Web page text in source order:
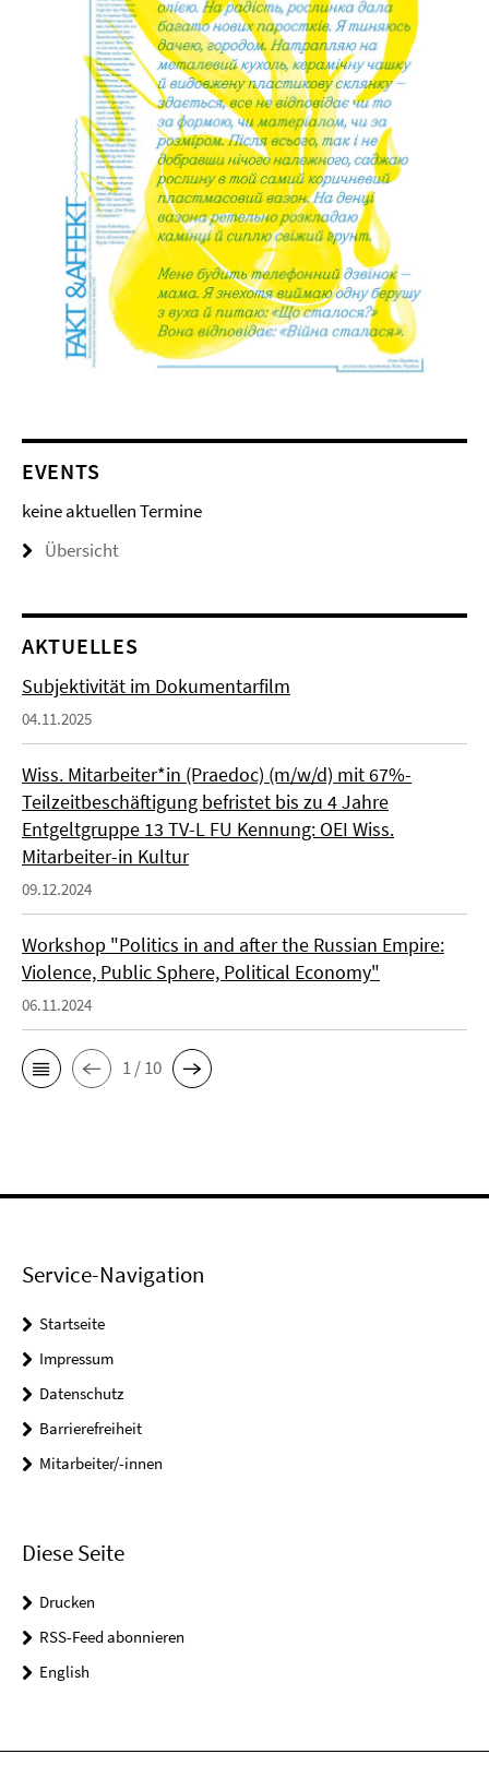
EVENTS
keine aktuellen Termine
Übersicht
AKTUELLES
Subjektivität im Dokumentarfilm
04.11.2025
Wiss. Mitarbeiter*in (Praedoc) (m/w/d) mit 67%-
Teilzeitbeschäftigung befristet bis zu 4 Jahre
Entgeltgruppe 13 TV-L FU Kennung: OEI Wiss.
Mitarbeiter-in Kultur
09.12.2024
Workshop "Politics in and after the Russian Empire:
Violence, Public Sphere, Political Economy"
06.11.2024
1 / 10
Service-Navigation
Startseite
Impressum
Datenschutz
Barrierefreiheit
Mitarbeiter/-innen
Diese Seite
Drucken
RSS-Feed abonnieren
English